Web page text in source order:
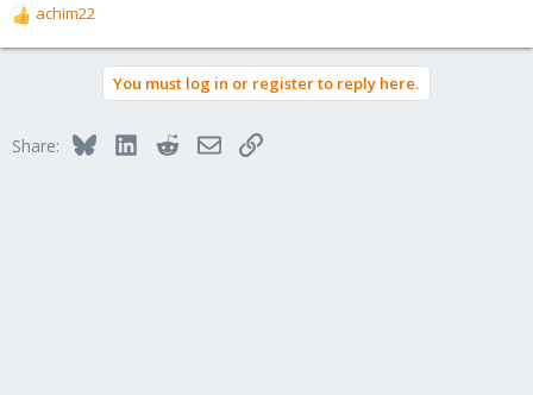
R
e
o
achim22
You must log in or register to reply here.
Share: BlueskyLinkedInRedditEmailLink